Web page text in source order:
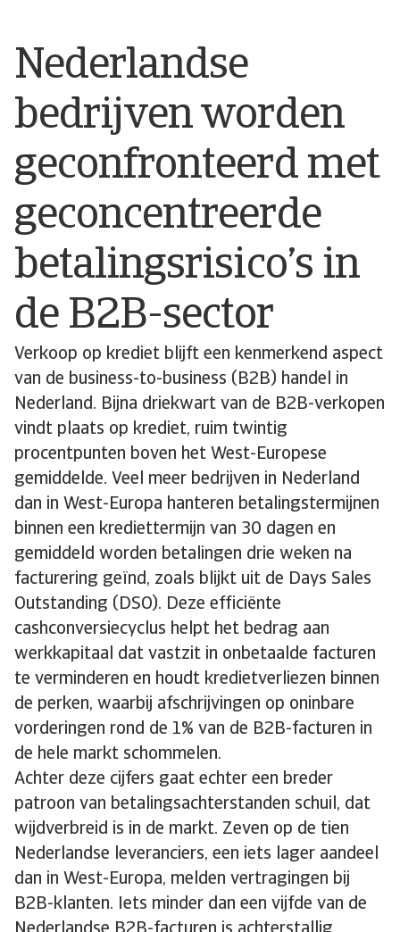
Nederlandse
bedrijven worden
geconfronteerd met
geconcentreerde
betalingsrisico’s in
de B2B-sector
Verkoop op krediet blijft een kenmerkend aspect
van de business-to-business (B2B) handel in
Nederland. Bijna driekwart van de B2B-verkopen
vindt plaats op krediet, ruim twintig
procentpunten boven het West-Europese
gemiddelde. Veel meer bedrijven in Nederland
dan in West-Europa hanteren betalingstermijnen
binnen een krediettermijn van 30 dagen en
gemiddeld worden betalingen drie weken na
facturering geïnd, zoals blijkt uit de Days Sales
Outstanding (DSO). Deze efficiënte
cashconversiecyclus helpt het bedrag aan
werkkapitaal dat vastzit in onbetaalde facturen
te verminderen en houdt kredietverliezen binnen
de perken, waarbij afschrijvingen op oninbare
vorderingen rond de 1% van de B2B-facturen in
de hele markt schommelen.
Achter deze cijfers gaat echter een breder
patroon van betalingsachterstanden schuil, dat
wijdverbreid is in de markt. Zeven op de tien
Nederlandse leveranciers, een iets lager aandeel
dan in West-Europa, melden vertragingen bij
B2B-klanten. Iets minder dan een vijfde van de